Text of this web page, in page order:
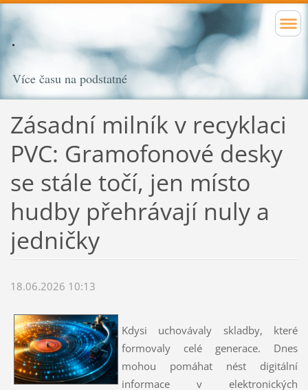
Více času na podstatné
Zásadní milník v recyklaci
PVC: Gramofonové desky
se stále točí, jen místo
hudby přehrávají nuly a
jedničky
18.06.2026 10:13
Kdysi uchovávaly skladby, které
formovaly celé generace. Dnes
mohou pomáhat nést digitální
informace v elektronických